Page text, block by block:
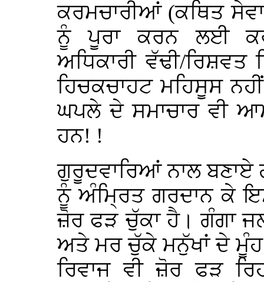
ਕਰਮਚਾਰੀਆਂ (ਕਥਿਤ
ਨੂੰ ਪੂਰਾ ਕਰਨ ਲਈ
ਅਧਿਕਾਰੀ ਵੱਢੀ/
ਹਿਚਕਚਾਹਟ ਮਹਿਸੂਸ
ਘਪਲੇ ਦੇ ਸਮਾਚਾਰ ਵੀ
ਹਨ! !
ਗੁਰੂਦਵਾਰਿਆਂ ਨਾਲ ਬਣਾਏ
ਨੂੰ ਅੰਮ੍ਰਿਤ ਗਰਦਾਨ ਕੇ
ਜ਼ੋਰ ਫੜ ਚੁੱਕਾ ਹੈ। ਗੰਗਾ
ਅਤੇ ਮਰ ਚੁੱਕੇ ਮਨੁੱਖਾਂ ਦੇ ਮੂੰਹ
ਰਿਵਾਜ ਵੀ ਜ਼ੋਰ ਫੜ